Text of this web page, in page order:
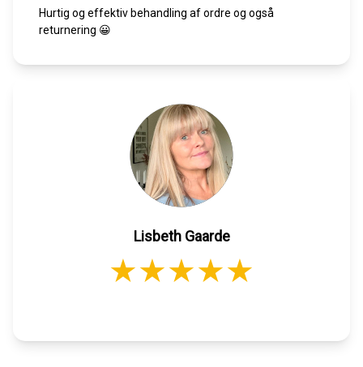
Hurtig og effektiv behandling af ordre og også
returnering 😀
Lisbeth Gaarde